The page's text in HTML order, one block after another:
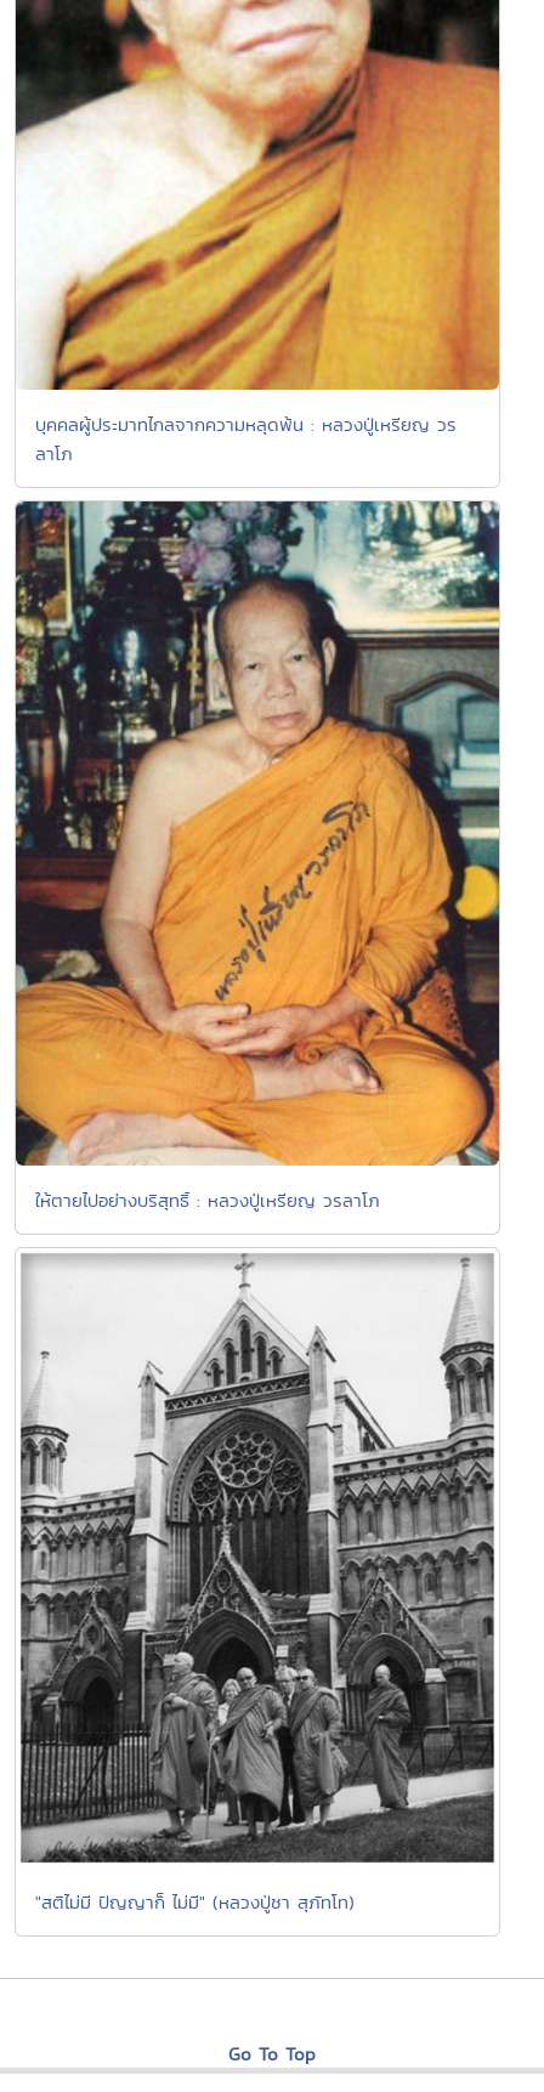
บุคคลผู้ประมาทไกลจากความหลุดพ้น : หลวงปู่เหรียญ วร
ลาโภ
ให้ตายไปอย่างบริสุทธิ์ : หลวงปู่เหรียญ วรลาโภ
"สติไม่มี ปัญญาก็ ไม่มี" (หลวงปู่ชา สุภัทโท)
Go To Top